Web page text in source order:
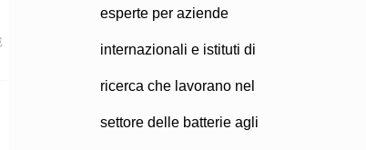
esperte per aziende
internazionali e istituti di
ricerca che lavorano nel
settore delle batterie agli